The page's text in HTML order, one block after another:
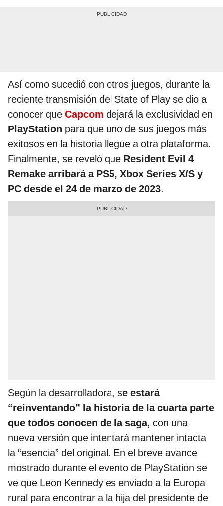
Así como sucedió con otros juegos, durante la
reciente transmisión del State of Play se dio a
conocer que Capcom dejará la exclusividad en
PlayStation para que uno de sus juegos más
exitosos en la historia llegue a otra plataforma.
Finalmente, se reveló que Resident Evil 4
Remake arribará a PS5, Xbox Series X/S y
PC desde el 24 de marzo de 2023.
Según la desarrolladora, se estará
“reinventando” la historia de la cuarta parte
que todos conocen de la saga, con una
nueva versión que intentará mantener intacta
la “esencia” del original. En el breve avance
mostrado durante el evento de PlayStation se
ve que Leon Kennedy es enviado a la Europa
rural para encontrar a la hija del presidente de